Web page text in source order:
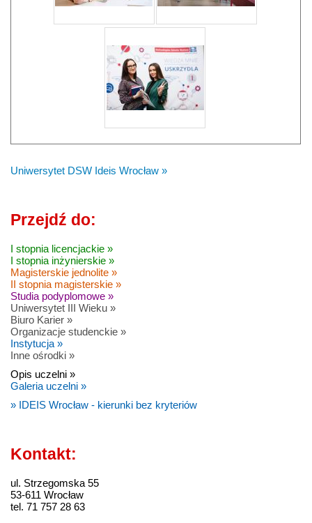
Uniwersytet DSW Ideis Wrocław »
Przejdź do:
I stopnia licencjackie »
I stopnia inżynierskie »
Magisterskie jednolite »
II stopnia magisterskie »
Studia podyplomowe »
Uniwersytet III Wieku »
Biuro Karier »
Organizacje studenckie »
Instytucja »
Inne ośrodki »
Opis uczelni »
Galeria uczelni »
» IDEIS Wrocław - kierunki bez kryteriów
Kontakt:
ul. Strzegomska 55
53-611 Wrocław
tel. 71 757 28 63